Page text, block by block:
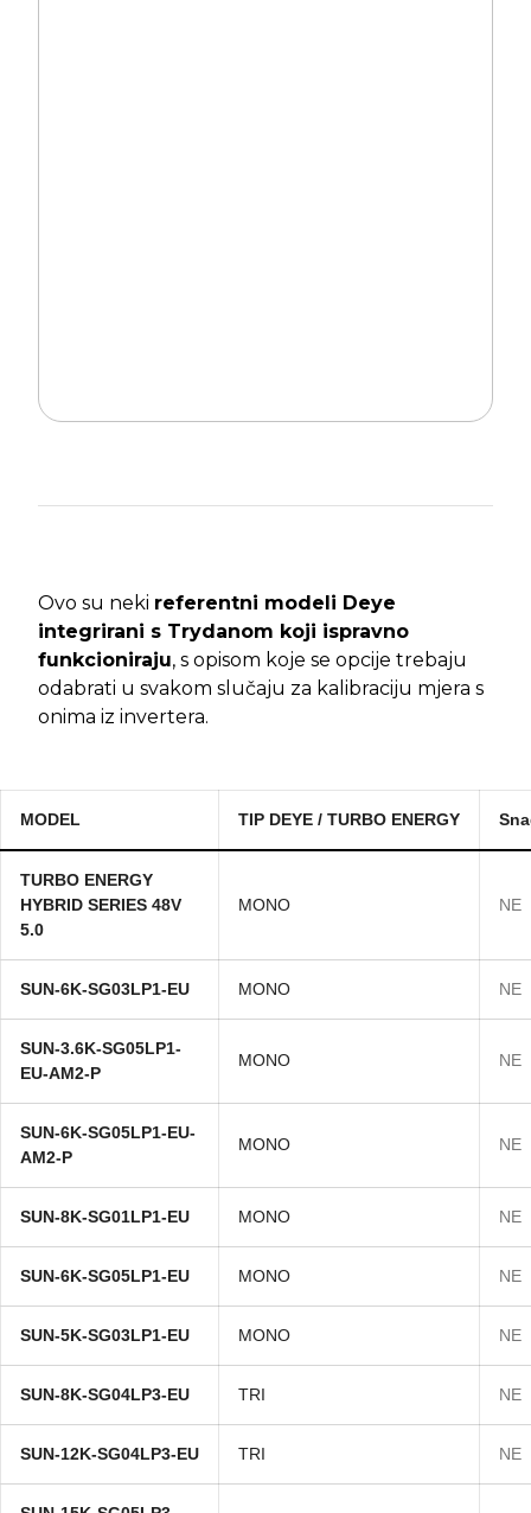
Ovo su neki referentni modeli Deye
integrirani s Trydanom koji ispravno
funkcioniraju, s opisom koje se opcije trebaju
odabrati u svakom slučaju za kalibraciju mjera s
onima iz invertera.
MODEL TIP DEYE / TURBO ENERGY
TURBO ENERGY
HYBRID SERIES 48V
5.0
MONO NE
SUN-6K-SG03LP1-EU MONO NE
SUN-3.6K-SG05LP1-
EU-AM2-P
MONO NE
SUN-6K-SG05LP1-EU-
AM2-P
MONO NE
SUN-8K-SG01LP1-EU MONO NE
SUN-6K-SG05LP1-EU MONO NE
SUN-5K-SG03LP1-EU MONO NE
SUN-8K-SG04LP3-EU TRI NE
SUN-12K-SG04LP3-EU TRI NE